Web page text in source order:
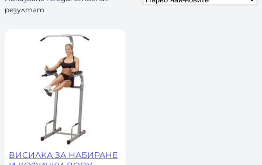
о
резултат
ВИСИЛКА ЗА НАБИРАНЕ